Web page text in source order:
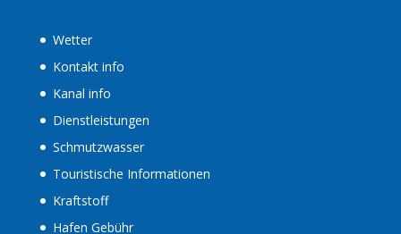
Wetter
Kontakt info
Kanal info
Dienstleistungen
Schmutzwasser
Touristische Informationen
Kraftstoff
Hafen Gebühr